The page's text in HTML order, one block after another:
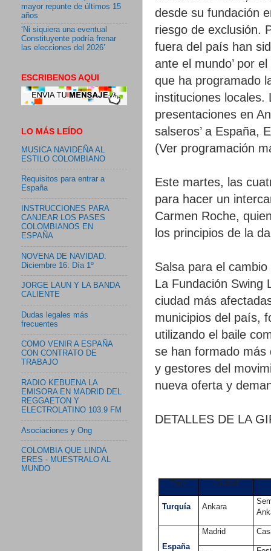
desde su fundación
riesgo de exclusión.
fuera del país han
ante el mundo’ por
que ha programado
instituciones
presentaciones en
salseros’ a España,
(Ver programación
Este martes, las
para hacer un
Carmen Roche,
los principios de la
Salsa para el cambio
La Fundación Swing
ciudad más
municipios del país,
utilizando el baile
se han formado más
y gestores del
nueva oferta y
DETALLES DE LA
País Ciudad
Turquía Ankara
España
Madrid
mayor repunte de últimos 15
años
‘Ni siquiera una eventual
Constituyente podría frenar
las elecciones del 2026’
ESCRIBENOS AQUI
LO MÁS LEÍDO
MUSICA NAVIDEÑA AL
ESTILO COLOMBIANO
Requisitos para entrar a
España
INSTRUCCIONES PARA
CANJEAR LOS PASES
COLOMBIANOS EN
ESPAÑA
NOVENA DE NAVIDAD:
Diciembre 16: Día 1º
JORGE LAUN Y LA BANDA
CALIENTE
Dudas legales más
frecuentes
COMO VENIR A ESPAÑA
CON CONTRATO DE
TRABAJO
RADIO KEBUENA LA
EMISORA EN MADRID DEL
REGGAETON Y
ELECTROLATINO 103.9 FM
Asociaciones y Ong
COLOMBIA QUE LINDA
ERES - MUESTRALO AL
MUNDO